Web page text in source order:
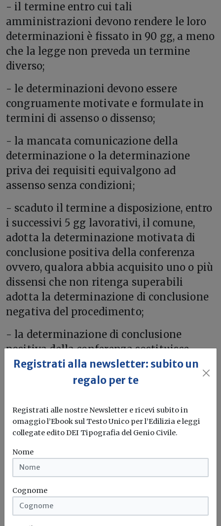
- il termine entro cui tali
amministrazioni devono rendere le loro
determinazioni è fissato in 90 gg, a meno
che la legge non preveda un termine
diverso;
- le determinazioni devono essere
congruamente motivate e formulate in
termini di assenso o dissenso;
- la mancata comunicazione della
determinazione o la determinazione
priva dei requisiti equivalgono ad
assenso senza condizioni;
- scaduto il termine a disposizione, entro
i successivi 5 gg lavorativi, il comune,
adotta la determinazione motivata di
conclusione positiva della conferenza
ovvero, qualora abbia acquisito uno o più
dissensi che non ritenga superabili
adotta la determinazione di conclusione
negativa del procedimento;
- la determinazione di conclusione
positiva della conferenza sostituisce
tutti gli atti di assenso delle
amministrazioni coinvolte.
Leggi anche: “Tolleranze costruttive: il
dossier ANCE”
Scarica Ance-silenzio-assenso-
permesso-di-costruire-dossier-maggio-
2021.pdf
Registrati alla newsletter: subito un
regalo per te
Registrati alle nostre Newsletter e ricevi subito in
omaggio l’Ebook sul Testo Unico per l’Edilizia e leggi
collegate edito DEI Tipografia del Genio Civile.
Nome
Cognome